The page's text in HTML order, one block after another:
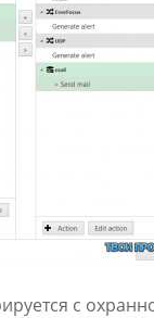
с